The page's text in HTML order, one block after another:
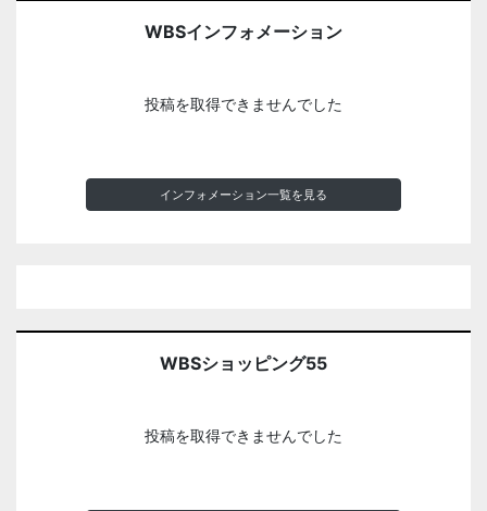
WBSインフォメーション
投稿を取得できませんでした
インフォメーション一覧を見る
WBSショッピング55
投稿を取得できませんでした